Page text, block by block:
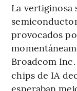
La vertiginosa
provocados
Broadcom Inc.
chips de IA
esperaban